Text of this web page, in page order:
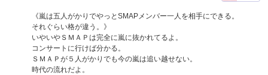
《嵐は五人がかりでやっとSMAPメンバー一人を相手にできる。
それぐらい格が違う。》
いやいやＳＭＡＰは完全に嵐に抜かれてるよ。
コンサートに行けば分かる。
ＳＭＡＰが５人がかりでも今の嵐は追い越せない。
時代の流れだよ。